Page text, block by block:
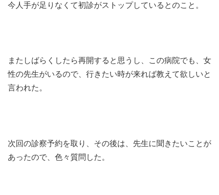
今人手が足りなくて初診がストップしているとのこと。
またしばらくしたら再開すると思うし、この病院でも、女
性の先生がいるので、行きたい時が来れば教えて欲しいと
言われた。
次回の診察予約を取り、その後は、先生に聞きたいことが
あったので、色々質問した。